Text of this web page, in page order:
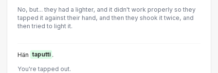
No, but... they had a lighter, and it didn't work properly so they
tapped it against their hand, and then they shook it twice, and
then tried to light it.
Hän taputti .
You're tapped out.